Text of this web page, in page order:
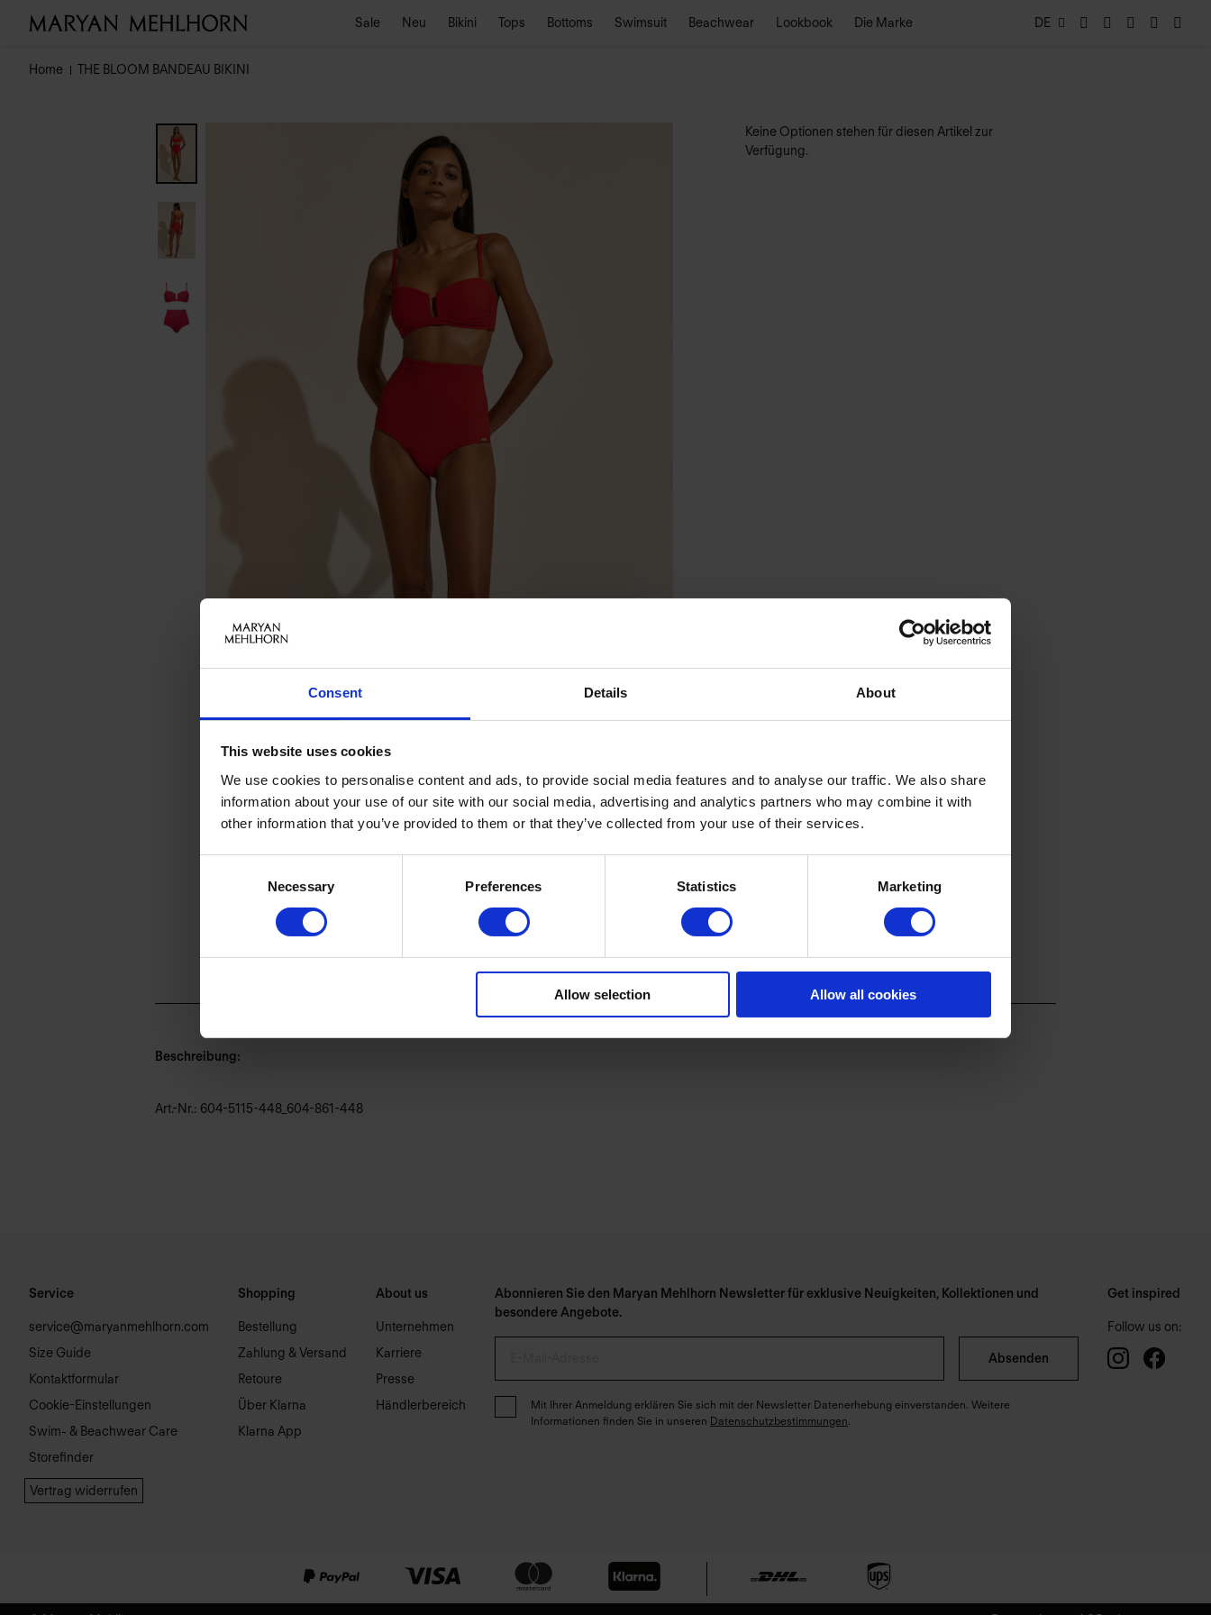
Consent Details About
This website uses cookies
We use cookies to personalise content and ads, to provide social media features and to analyse our traffic. We also share
information about your use of our site with our social media, advertising and analytics partners who may combine it with
other information that you’ve provided to them or that they’ve collected from your use of their services.
Necessary Preferences Statistics Marketing
Allow selection Allow all cookies
Sale Neu Bikini Tops Bottoms Swimsuit Beachwear Lookbook Die Marke DE
Home THE BLOOM BANDEAU BIKINI
Keine Optionen stehen für diesen Artikel zur
Verfügung.
PRODUKTDETAILS
Beschreibung:
Art.-Nr.: 604-5115-448_604-861-448
Service
service@maryanmehlhorn.com
Size Guide
Kontaktformular
Cookie-Einstellungen
Swim- & Beachwear Care
Storefinder
Vertrag widerrufen
Shopping
Bestellung
Zahlung & Versand
Retoure
Über Klarna
Klarna App
About us
Unternehmen
Karriere
Presse
Händlerbereich
Abonnieren Sie den Maryan Mehlhorn Newsletter für exklusive Neuigkeiten, Kollektionen und
besondere Angebote.
Absenden
Mit Ihrer Anmeldung erklären Sie sich mit der Newsletter Datenerhebung einverstanden. Weitere
Informationen finden Sie in unseren Datenschutzbestimmungen.
Get inspired
Follow us on: